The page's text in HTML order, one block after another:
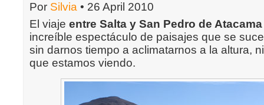
Por Silvia • 26 April 2010
El viaje entre Salta y San Pedro de Atacama
increíble espectáculo de paisajes que se
sin darnos tiempo a aclimatarnos a la altura,
que estamos viendo.